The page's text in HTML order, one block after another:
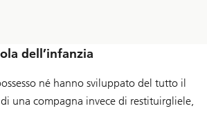
dell’infanzia
né hanno sviluppato del tutto il
una compagna invece di restituirgliele,